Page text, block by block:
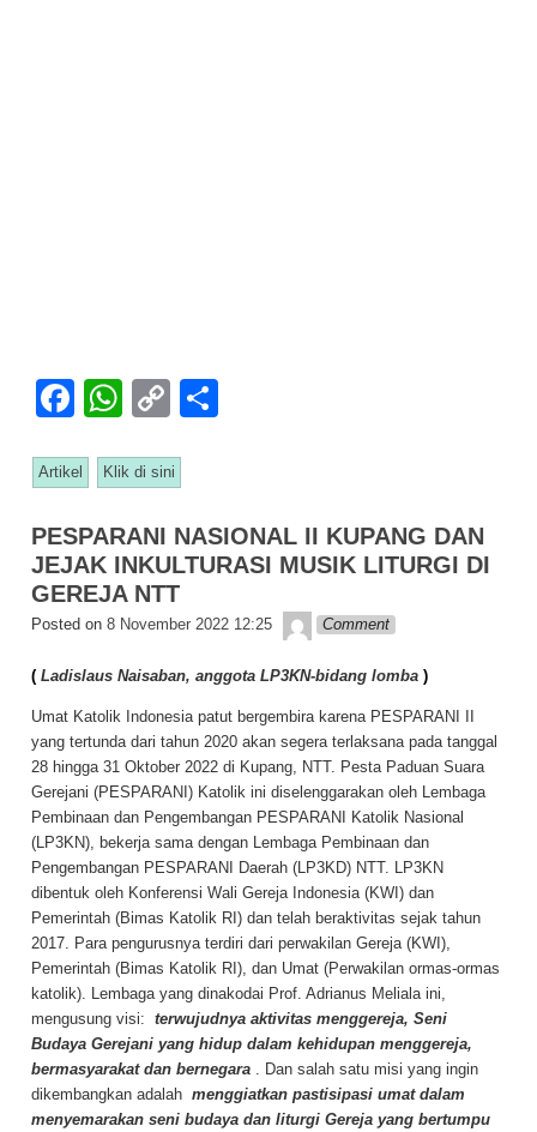
F
c
b
o
o
k
W
at
A
p
p
C
p
Li
n
k
Artikel Klik di sini
PESPARANI NASIONAL II KUPANG DAN
JEJAK INKULTURASI MUSIK LITURGI DI
GEREJA NTT
Posted on 8 November 2022 12:25 Lapopp music
Comment
( Ladislaus Naisaban, anggota LP3KN-bidang lomba )
Umat Katolik Indonesia patut bergembira karena PESPARANI II
yang tertunda dari tahun 2020 akan segera terlaksana pada tanggal
28 hingga 31 Oktober 2022 di Kupang, NTT. Pesta Paduan Suara
Gerejani (PESPARANI) Katolik ini diselenggarakan oleh Lembaga
Pembinaan dan Pengembangan PESPARANI Katolik Nasional
(LP3KN), bekerja sama dengan Lembaga Pembinaan dan
Pengembangan PESPARANI Daerah (LP3KD) NTT. LP3KN
dibentuk oleh Konferensi Wali Gereja Indonesia (KWI) dan
Pemerintah (Bimas Katolik RI) dan telah beraktivitas sejak tahun
2017. Para pengurusnya terdiri dari perwakilan Gereja (KWI),
Pemerintah (Bimas Katolik RI), dan Umat (Perwakilan ormas-ormas
katolik). Lembaga yang dinakodai Prof. Adrianus Meliala ini,
mengusung visi: terwujudnya aktivitas menggereja, Seni
Budaya Gerejani yang hidup dalam kehidupan menggereja,
bermasyarakat dan bernegara . Dan salah satu misi yang ingin
dikembangkan adalah menggiatkan pastisipasi umat dalam
menyemarakan seni budaya dan liturgi Gereja yang bertumpu